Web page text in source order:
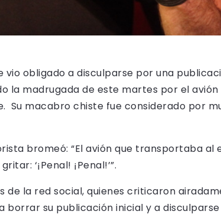
obligado a disculparse por una
la madrugada de este martes por el avión
Su macabro chiste fue considerado por
bromeó: “El avión que transportaba al
‘¡Penal! ¡Penal!’”.
de la red social, quienes criticaron
borrar su publicación inicial y a